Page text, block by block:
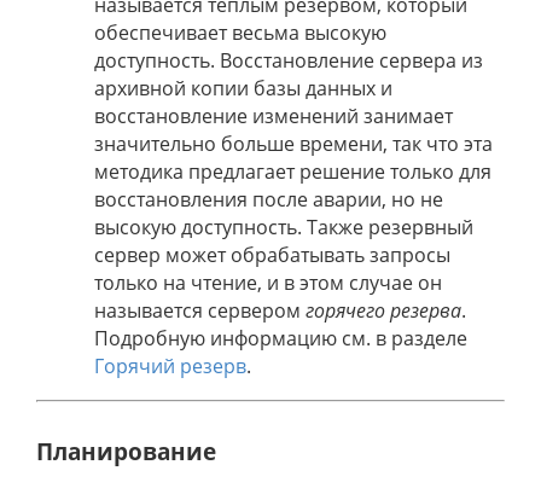
обеспечивает весьма высокую
доступность. Восстановление сервера из
архивной копии базы данных и
восстановление изменений занимает
значительно больше времени, так что эта
методика предлагает решение только для
восстановления после аварии, но не
высокую доступность. Также резервный
сервер может обрабатывать запросы
только на чтение, и в этом случае он
называется сервером горячего резерва.
Подробную информацию см. в разделе
Горячий резерв.
Планирование